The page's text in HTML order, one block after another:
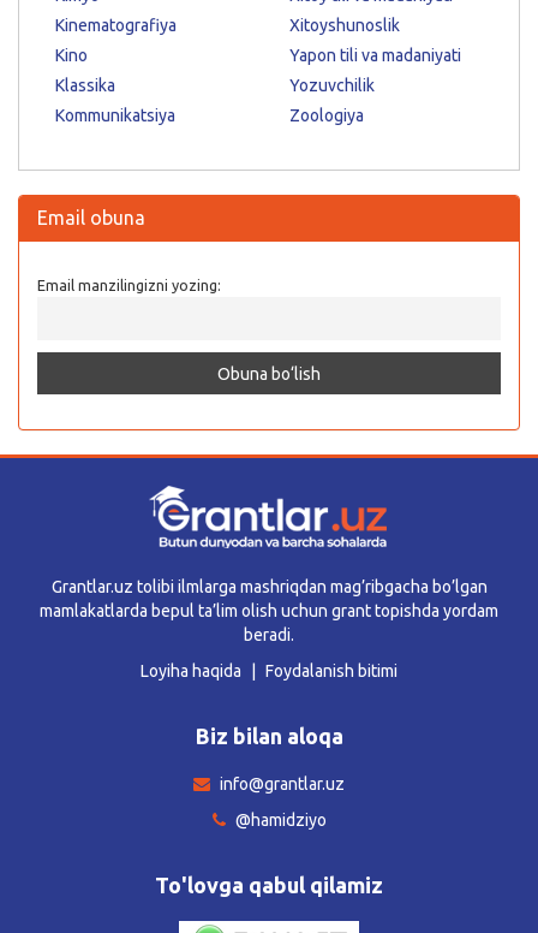
Kinematografiya
Kino
Klassika
Kommunikatsiya
Xitoyshunoslik
Yapon tili va madaniyati
Yozuvchilik
Zoologiya
Email obuna
Email manzilingizni yozing:
Grantlar.uz tolibi ilmlarga mashriqdan mag’ribgacha bo’lgan
mamlakatlarda bepul ta’lim olish uchun grant topishda yordam
beradi.
Loyiha haqida
Foydalanish bitimi
Biz bilan aloqa
info@grantlar.uz
@hamidziyo
To'lovga qabul qilamiz